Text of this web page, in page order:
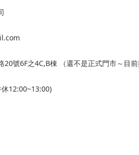
20號6F之4C,B棟 （還不是正式門市～目
12:00~13:00)